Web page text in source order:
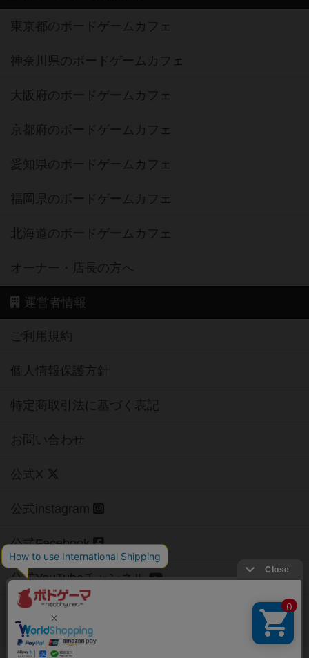
東京都のボードゲームカフェ
神奈川県のボードゲームカフェ
大阪府のボードゲームカフェ
京都府のボードゲームカフェ
愛知県のボードゲームカフェ
福岡県のボードゲームカフェ
北海道のボードゲームカフェ
オーナー・店長の方へ
運営者情報
ご利用規約
個人情報保護方針
特定商取引法に基づく表記
お問い合わせ
公式X
公式instagram
公式Facebook
公式YouTubeチャンネル